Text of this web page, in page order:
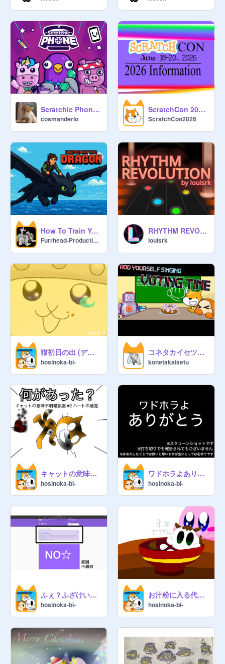
Scratchic Phone [Safe version]
cosmanderio
ScratchCon 2026 Information
ScratchCon2026
How To Train Your Dragon: Riders of Berk!
Furrhead-Productions
RHYTHM REVOLUTION
louisrk
猫初日の出 (デジタル)
hosinoka-bi-
コネタカイセツAYS Voting time
konetakaisetu
キャットの意味不明雑談劇 #2 ハートの触覚
hosinoka-bi-
ワドホラよありがとう
hosinoka-bi-
ふぇ？ふざけいm((((((((
hosinoka-bi-
お汁粉に入る代理 正月イラスト (デジタル)
hosinoka-bi-